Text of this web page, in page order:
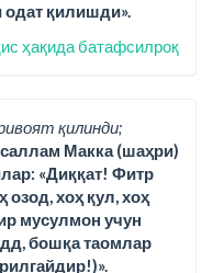
қилишди».
ҳақида батафсилроқ
қилинди;
Макка (шаҳри)
«Диққат! Фитр
озод, хоҳ қул, хоҳ
мусулмон учун
бошқа таомлар